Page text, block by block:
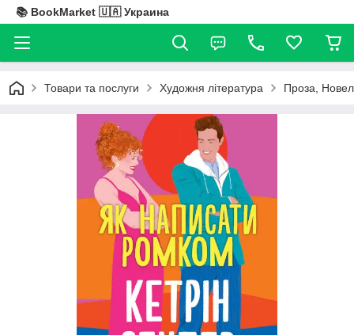
📚 BookMarket 🇺🇦 Украина
Товари та послуги Художня література Проза,